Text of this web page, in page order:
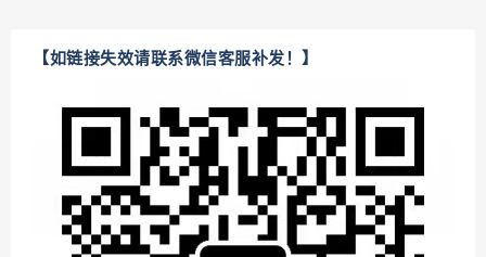
【如链接失效请联系微信客服补发！】